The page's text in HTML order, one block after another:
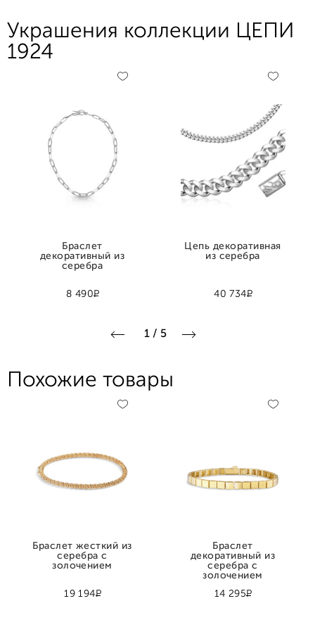
Украшения коллекции ЦЕПИ
1924
8 490Р
Браслет
декоративный из
серебра
40 734Р
Цепь декоративная
из серебра
1 / 5
Похожие товары
19 194Р
Браслет жесткий из
серебра с
золочением
14 295Р
Браслет
декоративный из
серебра с
золочением